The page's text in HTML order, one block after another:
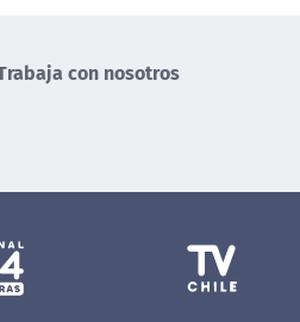
con nosotros